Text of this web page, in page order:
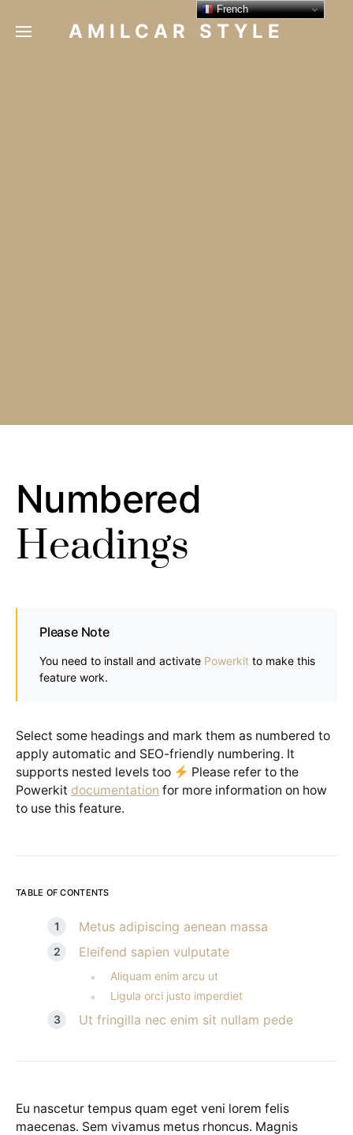
AMILCAR STYLE
Numbered
Headings
Please Note
You need to install and activate Powerkit to make this
feature work.
Select some headings and mark them as numbered to
apply automatic and SEO-friendly numbering. It
supports nested levels too
Please refer to the
Powerkit documentation for more information on how
to use this feature.
TABLE OF CONTENTS
Metus adipiscing aenean massa
Eleifend sapien vulputate
Aliquam enim arcu ut
Ligula orci justo imperdiet
Ut fringilla nec enim sit nullam pede
Eu nascetur tempus quam eget veni lorem felis
maecenas. Sem vivamus metus rhoncus. Magnis
French